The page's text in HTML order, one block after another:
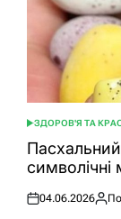
ОПУБЛІКУВАТИ
У
ЗДОРОВ'Я ТА
Пасхальний
символічні
Оприлюднено
04.06.2026